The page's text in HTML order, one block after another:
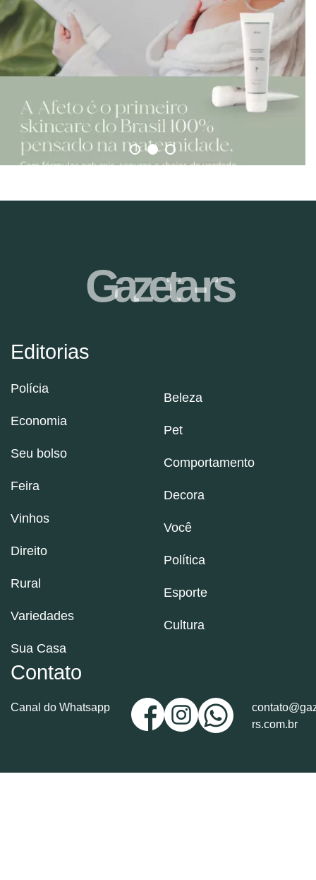
Editorias
Polícia
Economia
Seu bolso
Feira
Vinhos
Direito
Rural
Variedades
Sua Casa
Beleza
Pet
Comportamento
Decora
Você
Política
Esporte
Cultura
Contato
Canal do Whatsapp
rs.com.br
Gazeta-rs